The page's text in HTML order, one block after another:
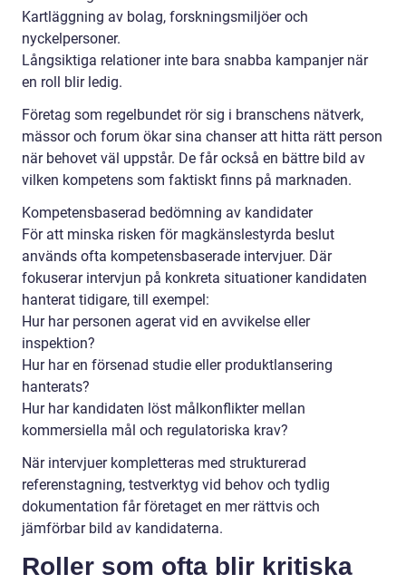
Kartläggning av bolag, forskningsmiljöer och
nyckelpersoner.
Långsiktiga relationer inte bara snabba kampanjer när
en roll blir ledig.
Företag som regelbundet rör sig i branschens nätverk,
mässor och forum ökar sina chanser att hitta rätt person
när behovet väl uppstår. De får också en bättre bild av
vilken kompetens som faktiskt finns på marknaden.
Kompetensbaserad bedömning av kandidater
För att minska risken för magkänslestyrda beslut
används ofta kompetensbaserade intervjuer. Där
fokuserar intervjun på konkreta situationer kandidaten
hanterat tidigare, till exempel:
Hur har personen agerat vid en avvikelse eller
inspektion?
Hur har en försenad studie eller produktlansering
hanterats?
Hur har kandidaten löst målkonflikter mellan
kommersiella mål och regulatoriska krav?
När intervjuer kompletteras med strukturerad
referenstagning, testverktyg vid behov och tydlig
dokumentation får företaget en mer rättvis och
jämförbar bild av kandidaterna.
Roller som ofta blir kritiska